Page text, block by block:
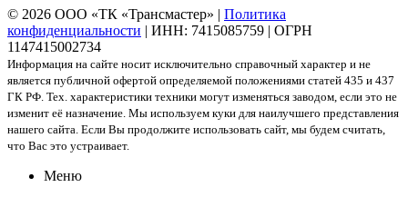
© 2026 ООО «ТК «Трансмастер» | Политика
конфиденциальности | ИНН: 7415085759 | ОГРН
1147415002734
Информация на сайте носит исключительно справочный характер и не
является публичной офертой определяемой положениями статей 435 и 437
ГК РФ. Тех. характеристики техники могут изменяться заводом, если это не
изменит её назначение. Мы используем куки для наилучшего представления
нашего сайта. Если Вы продолжите использовать сайт, мы будем считать,
что Вас это устраивает.
Меню